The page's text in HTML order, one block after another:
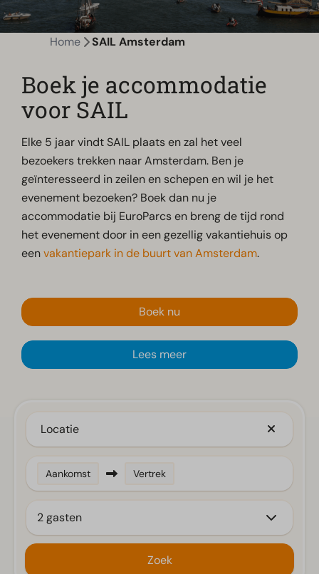
Home SAIL Amsterdam
Boek je accommodatie
voor SAIL
Elke 5 jaar vindt SAIL plaats en zal het veel
bezoekers trekken naar Amsterdam. Ben je
geïnteresseerd in zeilen en schepen en wil je het
evenement bezoeken? Boek dan nu je
accommodatie bij EuroParcs en breng de tijd rond
het evenement door in een gezellig vakantiehuis op
eenvakantiepark in de buurt van Amsterdam.
Boek nu
Lees meer
Locatie
Aankomst Vertrek
2 gasten
Zoek